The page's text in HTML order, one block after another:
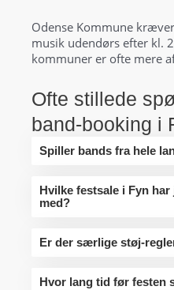
Odense Kommune
musik udendørs efter kl.
kommuner er ofte mere
Ofte stillede
band-booking i
Spiller bands fra hele
Hvilke festsale i Fyn
med?
Er der særlige støj-
Hvor lang tid før festen